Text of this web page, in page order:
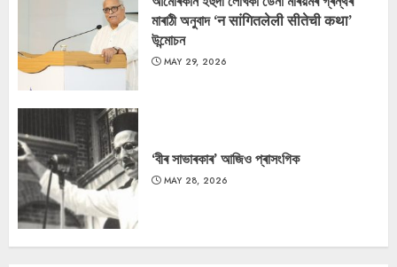
মাৰাঠী অনুবাদ ‘न सांगितलेली सीतेची कथा’
উন্মোচন
MAY 29, 2026
‘বীৰ সাভাৰকাৰ’ আজিও প্ৰাসংগিক
MAY 28, 2026